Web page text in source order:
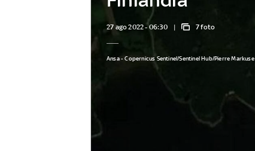
27 ago 2022 - 06:30 7 foto
Ansa - Copernicus Sentinel/Sentinel Hub/Pierre Markuse